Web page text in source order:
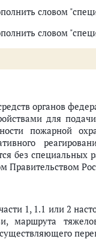
словом
словом
органов
для
пожарной
без специальных
Правительством
1, 1.1 или 2
маршрута